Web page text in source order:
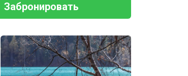
Забронировать